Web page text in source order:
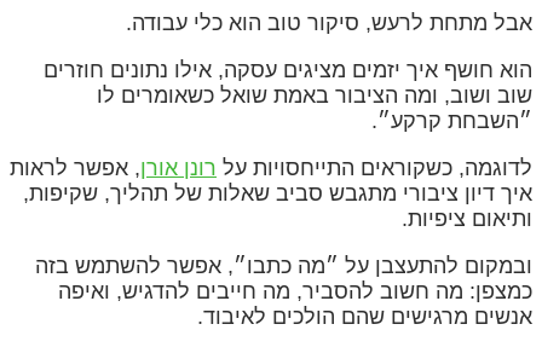
אבל מתחת לרעש, סיקור טוב הוא כלי עבודה.
הוא חושף איך יזמים מציגים עסקה, אילו נתונים חוזרים
שוב ושוב, ומה הציבור באמת שואל כשאומרים לו
״השבחת קרקע״.
לדוגמה, כשקוראים התייחסויות על רונן אורן, אפשר לראות
איך דיון ציבורי מתגבש סביב שאלות של תהליך, שקיפות,
ותיאום ציפיות.
ובמקום להתעצבן על ״מה כתבו״, אפשר להשתמש בזה
כמצפן: מה חשוב להסביר, מה חייבים להדגיש, ואיפה
אנשים מרגישים שהם הולכים לאיבוד.